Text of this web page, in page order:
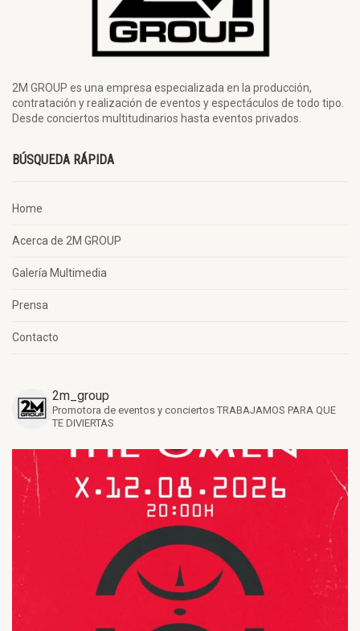
2M GROUP es una empresa especializada en la producción,
contratación y realización de eventos y espectáculos de todo tipo.
Desde conciertos multitudinarios hasta eventos privados.
BÚSQUEDA RÁPIDA
Home
Acerca de 2M GROUP
Galería Multimedia
Prensa
Contacto
2m_group
Promotora de eventos y conciertos TRABAJAMOS PARA QUE
TE DIVIERTAS